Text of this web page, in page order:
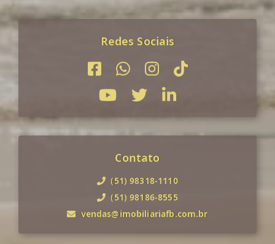
Redes Sociais
Contato
(51) 98318-1110
(51) 98186-8555
vendas@imobiliariafb.com.br